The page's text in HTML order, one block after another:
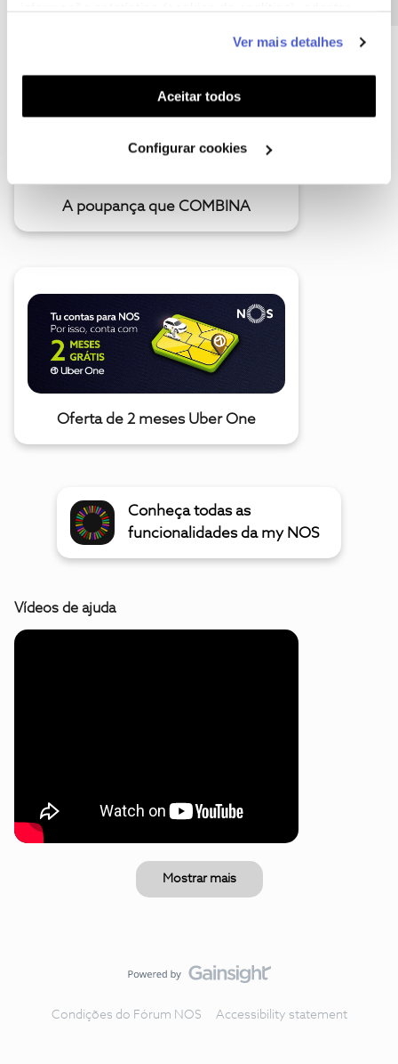
funcionalidades (cookies de personalização e
funcionalidade) e adaptar anúncios aos seus interesses
(cookies de publicidade personalizada). Pode gerir a
utilização dos cookies clicando em "Configurar
Ver mais detalhes
Aceitar todos
Configurar cookies
A poupança que COMBINA
Oferta de 2 meses Uber One
Conheça todas as
funcionalidades da my NOS
Vídeos de ajuda
Mostrar mais
Condições do Fórum NOS Accessibility statement